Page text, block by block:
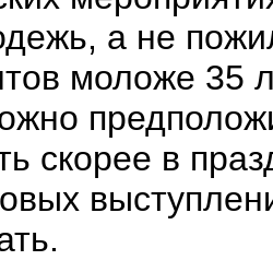
а не
моложе 35
скорее в